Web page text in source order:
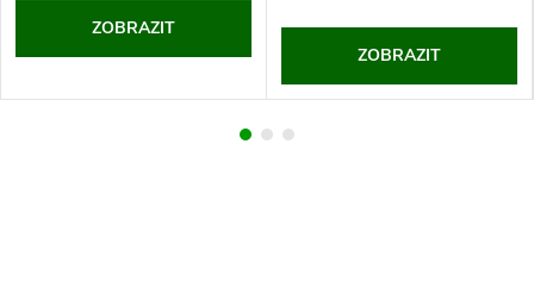
ZOBRAZIT
ZOBRAZIT